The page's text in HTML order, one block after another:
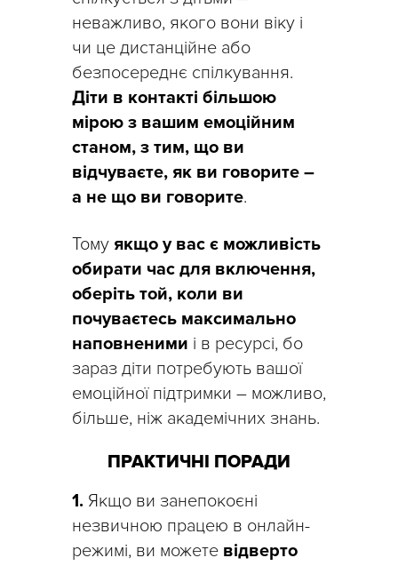
неважливо, якого вони віку і
чи це дистанційне або
безпосереднє спілкування.
Діти в контакті більшою
мірою з вашим емоційним
станом, з тим, що ви
відчуваєте, як ви говорите –
а не що ви говорите.
Тому якщо у вас є можливість
обирати час для включення,
оберіть той, коли ви
почуваєтесь максимально
наповненими і в ресурсі, бо
зараз діти потребують вашої
емоційної підтримки – можливо,
більше, ніж академічних знань.
ПРАКТИЧНІ ПОРАДИ
1. Якщо ви занепокоєні
незвичною працею в онлайн-
режимі, ви можете відверто